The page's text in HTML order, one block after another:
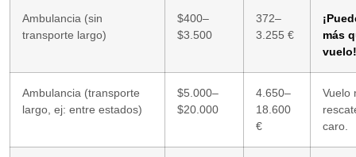
Ambulancia (sin
transporte largo)
$400–
$3.500
372–
3.255 €
más
vuelo!
Ambulancia (transporte
largo, ej: entre estados)
$5.000–
$20.000
4.650–
18.600
€
Vuelo
caro.